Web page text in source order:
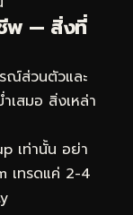
พ — สิ่งที่
ณ์ส่วนตัวและ
เสมอ สิ่งเหล่า
เท่านั้น อย่า
เทรดแค่ 2-4